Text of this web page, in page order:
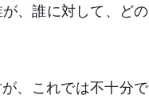
、誰に対して、どの
、これでは不十分で